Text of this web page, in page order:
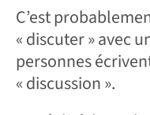
C’est
« discuter » avec
personnes
« discussion ».